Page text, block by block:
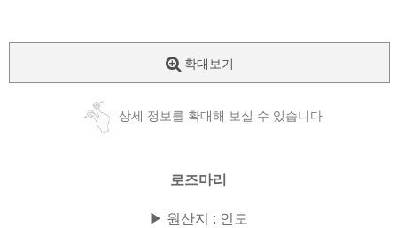
확대보기
상세 정보를 확대해 보실 수 있습니다
로즈마리
▶ 원산지 : 인도